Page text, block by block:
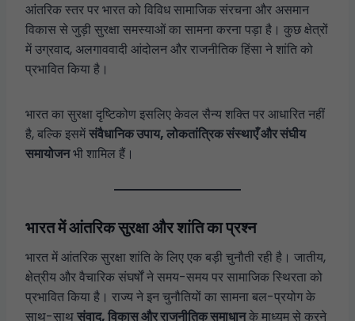
आंतरिक स्तर पर भारत को विविध सामाजिक संरचना और असमान
विकास से जुड़ी सुरक्षा समस्याओं का सामना करना पड़ा है। कुछ क्षेत्रों
में उग्रवाद, अलगाववादी आंदोलन और राजनीतिक हिंसा ने शांति को
प्रभावित किया है।
भारत का सुरक्षा दृष्टिकोण इसलिए केवल सैन्य शक्ति पर आधारित नहीं
है, बल्कि इसमेंसंवैधानिक उपाय, लोकतांत्रिक संस्थाएँ और संघीय
समायोजनभी शामिल हैं।
भारत में आंतरिक सुरक्षा और शांति का प्रश्न
भारत में आंतरिक सुरक्षा शांति के लिए एक बड़ी चुनौती रही है। जातीय,
क्षेत्रीय और वैचारिक संघर्षों ने समय-समय पर सामाजिक स्थिरता को
प्रभावित किया है। राज्य ने इन चुनौतियों का सामना बल-प्रयोग के
साथ-साथसंवाद, विकास और राजनीतिक समाधानके माध्यम से करने